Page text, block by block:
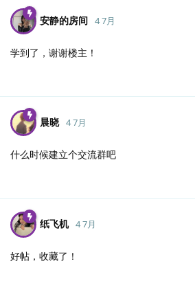
安静的房间 4 7月
学到了，谢谢楼主！
晨晓 4 7月
什么时候建立个交流群吧
纸飞机 4 7月
好帖，收藏了！